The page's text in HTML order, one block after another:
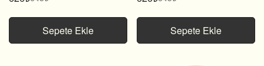
fiyatı
fiyat
Sepete Ekle
fiyatı
fiyat
Sepete Ekle